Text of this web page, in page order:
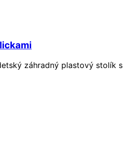
záhradný plastový stolík s